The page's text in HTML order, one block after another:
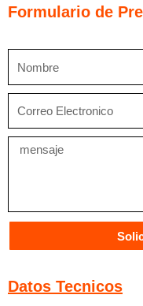
Safe
Formulario de
Mensaje
Datos Tecnicos